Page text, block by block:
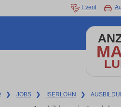
Event
❯ JOBS ❯ ISERLOHN ❯